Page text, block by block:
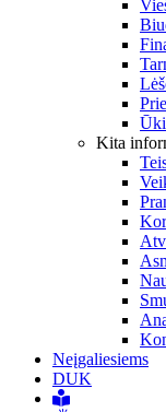
Kita
Neįgaliesiems
DUK